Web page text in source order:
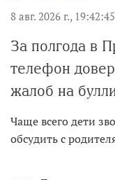
8 авг. 2026 г., 19:42:45
За полгода в
телефон
жалоб на
Чаще всего дети
обсудить с